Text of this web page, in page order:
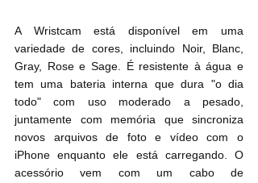
A Wristcam está disponível em uma
variedade de cores, incluindo Noir, Blanc,
Gray, Rose e Sage. É resistente à água e
tem uma bateria interna que dura "o dia
todo" com uso moderado a pesado,
juntamente com memória que sincroniza
novos arquivos de foto e vídeo com o
iPhone enquanto ele está carregando. O
acessório vem com um cabo de